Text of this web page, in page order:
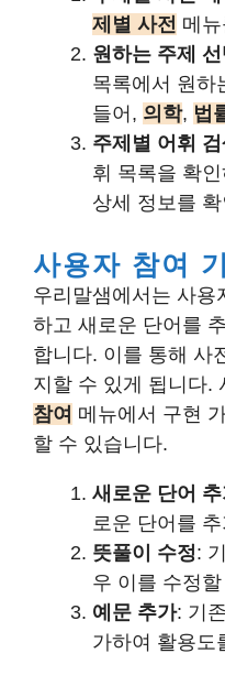
제별 사전 메
원하는 주제 선
목록에서 원하
들어, 의학, 법
주제별 어휘 검
휘 목록을 확
상세 정보를
사용자 참여
우리말샘에서는 사용
하고 새로운 단어를
합니다. 이를 통해 사
지할 수 있게 됩니다.
참여 메뉴에서 구현
할 수 있습니다.
새로운 단어
로운 단어를
뜻풀이 수정:
우 이를 수정
예문 추가: 기
가하여 활용도